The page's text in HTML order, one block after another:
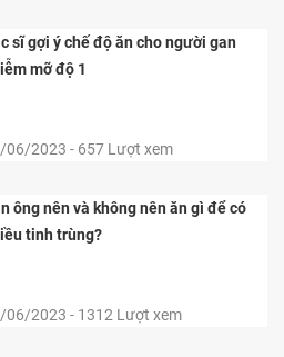
sĩ gợi ý chế độ ăn cho người gan
mỡ độ 1
06/2023 - 657 Lượt xem
ông nên và không nên ăn gì để có
tinh trùng?
06/2023 - 1312 Lượt xem